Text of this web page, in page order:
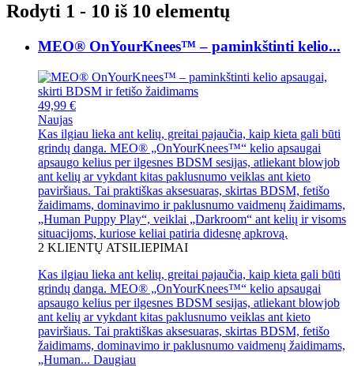
Rodyti 1 - 10 iš 10 elementų
MEO® OnYourKnees™ – paminkštinti kelio...
49,99 €
Naujas
Kas ilgiau lieka ant kelių, greitai pajaučia, kaip kieta gali būti
grindų danga. MEO® „OnYourKnees™“ kelio apsaugai
apsaugo kelius per ilgesnes BDSM sesijas, atliekant blowjob
ant kelių ar vykdant kitas paklusnumo veiklas ant kieto
paviršiaus. Tai praktiškas aksesuaras, skirtas BDSM, fetišo
žaidimams, dominavimo ir paklusnumo vaidmenų žaidimams,
„Human Puppy Play“, veiklai „Darkroom“ ant kelių ir visoms
situacijoms, kuriose keliai patiria didesnę apkrovą.
2 KLIENTŲ ATSILIEPIMAI
Kas ilgiau lieka ant kelių, greitai pajaučia, kaip kieta gali būti
grindų danga. MEO® „OnYourKnees™“ kelio apsaugai
apsaugo kelius per ilgesnes BDSM sesijas, atliekant blowjob
ant kelių ar vykdant kitas paklusnumo veiklas ant kieto
paviršiaus. Tai praktiškas aksesuaras, skirtas BDSM, fetišo
žaidimams, dominavimo ir paklusnumo vaidmenų žaidimams,
„Human... Daugiau